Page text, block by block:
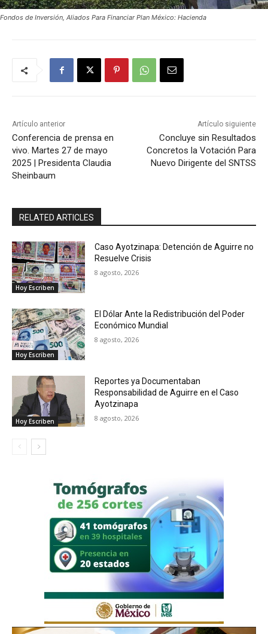
Fondos de Inversión, Aliados Para Financiar Plan México: Hacienda
Artículo anterior
Conferencia de prensa en
vivo. Martes 27 de mayo
2025 | Presidenta Claudia
Sheinbaum
Artículo siguiente
Concluye sin Resultados
Concretos la Votación Para
Nuevo Dirigente del SNTSS
RELATED ARTICLES
Hoy Escriben
Caso Ayotzinapa: Detención de Aguirre no
Resuelve Crisis
8 agosto, 2026
Hoy Escriben
El Dólar Ante la Redistribución del Poder
Económico Mundial
8 agosto, 2026
Hoy Escriben
Reportes ya Documentaban
Responsabilidad de Aguirre en el Caso
Ayotzinapa
8 agosto, 2026